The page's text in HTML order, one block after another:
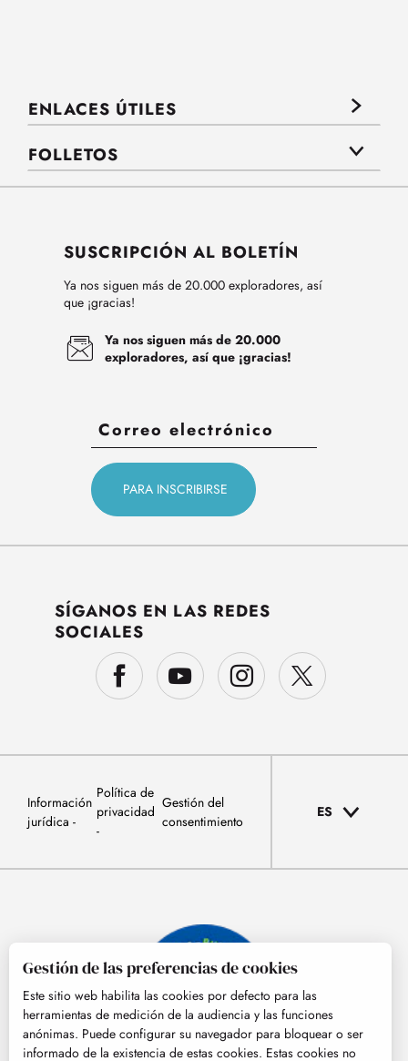
ENLACES ÚTILES
FOLLETOS
SUSCRIPCIÓN AL BOLETÍN
Ya nos siguen más de 20.000 exploradores, así
que ¡gracias!
Ya nos siguen más de 20.000
exploradores, así que ¡gracias!
SÍGANOS EN LAS REDES
SOCIALES
Información
jurídica
Política de
privacidad
Gestión del
consentimiento
ES
Gestión de las preferencias de cookies
Este sitio web habilita las cookies por defecto para las
herramientas de medición de la audiencia y las funciones
anónimas. Puede configurar su navegador para bloquear o ser
informado de la existencia de estas cookies. Estas cookies no